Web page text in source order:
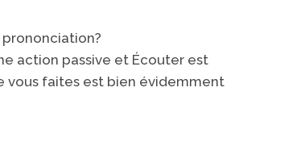
action passive et Écouter est
vous faites est bien évidemment